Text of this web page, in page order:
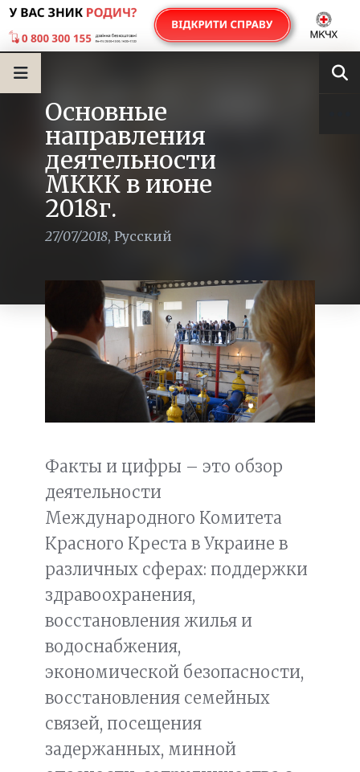
Основные
направления
деятельности
МККК в июне
2018г.
27/07/2018, Русский
Факты и цифры – это обзор
деятельности
Международного Комитета
Красного Креста в Украине в
различных сферах: поддержки
здравоохранения,
восстановления жилья и
водоснабжения,
экономической безопасности,
восстановления семейных
связей, посещения
задержанных, минной